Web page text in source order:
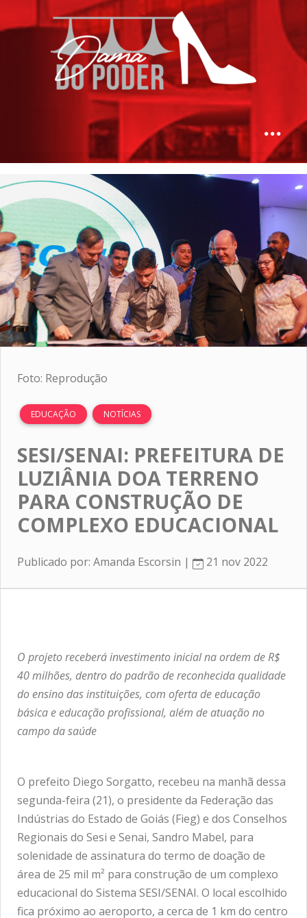
Foto: Reprodução
EDUCAÇÃO NOTÍCIAS
SESI/SENAI: PREFEITURA DE
LUZIÂNIA DOA TERRENO
PARA CONSTRUÇÃO DE
COMPLEXO EDUCACIONAL
Publicado por: Amanda Escorsin | 21 nov 2022
O projeto receberá investimento inicial na ordem de R$
40 milhões, dentro do padrão de reconhecida qualidade
do ensino das instituições, com oferta de educação
básica e educação profissional, além de atuação no
campo da saúde
O prefeito Diego Sorgatto, recebeu na manhã dessa
segunda-feira (21), o presidente da Federação das
Indústrias do Estado de Goiás (Fieg) e dos Conselhos
Regionais do Sesi e Senai, Sandro Mabel, para
solenidade de assinatura do termo de doação de
área de 25 mil m² para construção de um complexo
educacional do Sistema SESI/SENAI. O local escolhido
fica próximo ao aeroporto, a cerca de 1 km do centro